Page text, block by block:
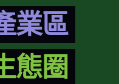
業區
態圈